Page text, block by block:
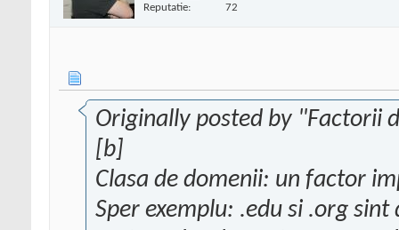
Reputatie: 72
Originally posted by "Factorii
[b]
Clasa de domenii: un factor
Sper exemplu: .edu si .org